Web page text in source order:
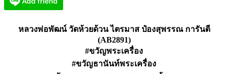
หลวงพ่อพัฒน์ วัดห้วยด้วน ไตรมาส ป๋องสุพรรณ การันตี
(AB2891)
#ขวัญพระเครื่อง
#ขวัญธานันท์พระเครื่อง